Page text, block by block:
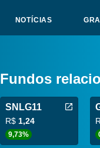
NOTÍCIAS
Fundos
SNLG11
R$ 1,24
9,73%